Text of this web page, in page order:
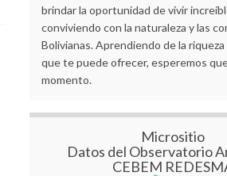
brindar la oportunidad de vivir
conviviendo con la naturaleza y las
Bolivianas. Aprendiendo de la
que te puede ofrecer, esperemos
momento.
Micrositio
Datos del Observatorio
CEBEM